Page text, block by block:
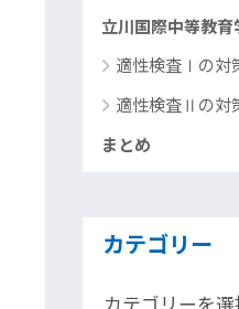
立川国際中等教
適性検査Ⅰの対
適性検査Ⅱの対
まとめ
カテゴリー